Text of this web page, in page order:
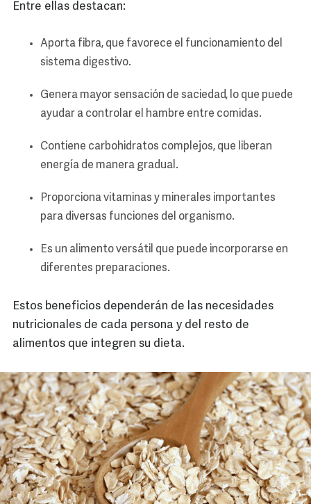
Entre ellas destacan:
Aporta fibra, que favorece el funcionamiento del
sistema digestivo.
Genera mayor sensación de saciedad, lo que puede
ayudar a controlar el hambre entre comidas.
Contiene carbohidratos complejos, que liberan
energía de manera gradual.
Proporciona vitaminas y minerales importantes
para diversas funciones del organismo.
Es un alimento versátil que puede incorporarse en
diferentes preparaciones.
Estos beneficios dependerán de las necesidades
nutricionales de cada persona y del resto de
alimentos que integren su dieta.